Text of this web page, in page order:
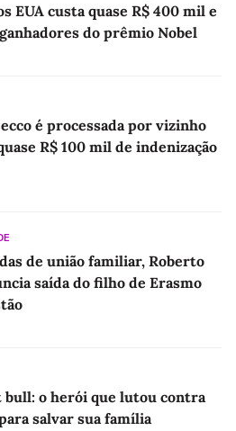
EUA custa quase R$ 400 mil e
do prêmio Nobel
é processada por vizinho
R$ 100 mil de indenização
de união familiar, Roberto
saída do filho de Erasmo
bull: o herói que lutou contra
salvar sua família